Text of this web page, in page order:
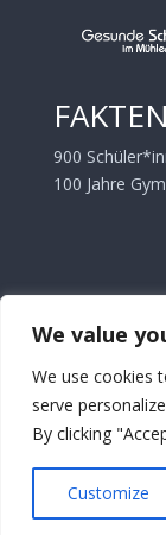
We value
We use cookies
serve
By clicking
Customize
FAKTEN
900
100 Jahre
Datenschutz